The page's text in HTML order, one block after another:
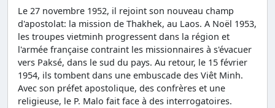
Le 27 novembre 1952, il rejoint son nouveau champ
d'apostolat: la mission de Thakhek, au Laos. A Noël 1953,
les troupes vietminh progressent dans la région et
l'armée française contraint les missionnaires à s'évacuer
vers Paksé, dans le sud du pays. Au retour, le 15 février
1954, ils tombent dans une embuscade des Viêt Minh.
Avec son préfet apostolique, des confrères et une
religieuse, le P. Malo fait face à des interrogatoires.